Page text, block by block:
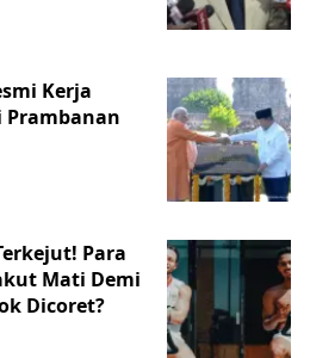
Kerja
Prambanan
Para
Mati Demi
Dicoret?